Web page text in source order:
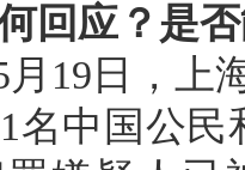
回应？是
19日，上
名中国公